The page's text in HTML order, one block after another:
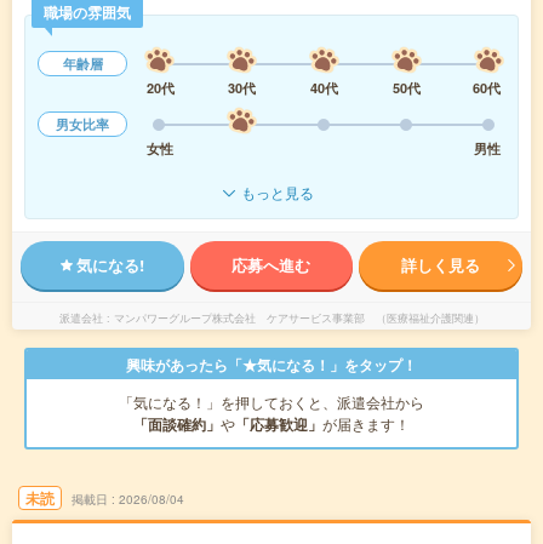
職場の雰囲気
年齢層
20代
30代 40代 50代
60代
男女比率
女性
男性
もっと見る
気になる! 応募へ進む 詳しく見る
派遣会社 マンパワーグループ株式会社 ケアサービス事業部 （医療福祉介護関連）
興味があったら「★気になる！」をタップ！
「気になる！」を押しておくと、派遣会社から
「面談確約」 や 「応募歓迎」 が届きます！
未読 掲載日 2026/08/04